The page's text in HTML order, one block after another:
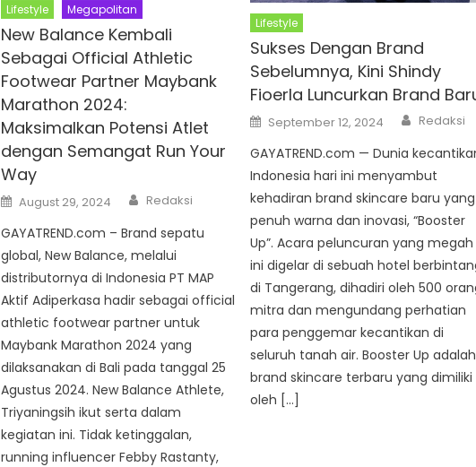
Lifestyle Megapolitan
New Balance Kembali
Sebagai Official Athletic
Footwear Partner Maybank
Marathon 2024:
Maksimalkan Potensi Atlet
dengan Semangat Run Your
Way
Posted
on
August 29, 2024 Author
Redaksi
GAYATREND.com – Brand sepatu
global, New Balance, melalui
distributornya di Indonesia PT MAP
Aktif Adiperkasa hadir sebagai official
athletic footwear partner untuk
Maybank Marathon 2024 yang
dilaksanakan di Bali pada tanggal 25
Agustus 2024. New Balance Athlete,
Triyaningsih ikut serta dalam
kegiatan ini. Tidak ketinggalan,
running influencer Febby Rastanty,
Lifestyle
Sukses Dengan Brand
Sebelumnya, Kini Shindy
Fioerla Luncurkan Brand
Posted
on
September 12, 2024 Author
Redaksi
GAYATREND.com — Dunia
Indonesia hari ini menyambut
kehadiran brand skincare baru yang
penuh warna dan inovasi, “Booster
Up”. Acara peluncuran yang megah
ini digelar di sebuah hotel
di Tangerang, dihadiri oleh 500
mitra dan mengundang perhatian
para penggemar kecantikan di
seluruh tanah air. Booster Up adalah
brand skincare terbaru yang dimiliki
oleh […]